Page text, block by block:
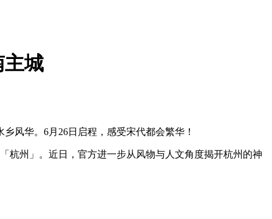
主城
风华。6月26日启程，感受宋代都会繁华！
杭州」。近日，官方进一步从风物与人文角度揭开杭州的神